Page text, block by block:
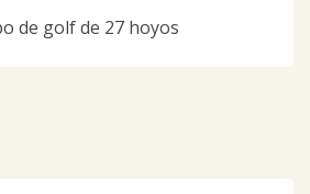
de golf de 27 hoyos